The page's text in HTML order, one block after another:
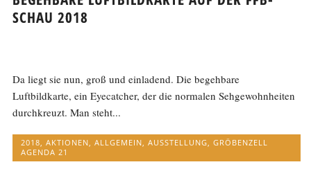
SCHAU 2018
Da liegt sie nun, groß und einladend. Die begehbare
Luftbildkarte, ein Eyecatcher, der die normalen Sehgewohnheiten
durchkreuzt. Man steht...
2018,AKTIONEN,ALLGEMEIN,AUSSTELLUNG,GRÖBENZELL
AGENDA 21